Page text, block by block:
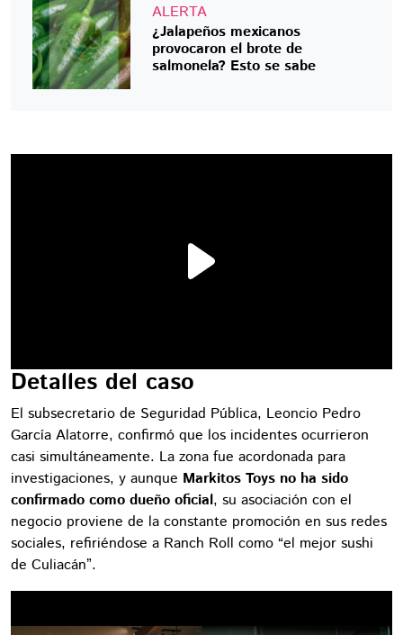
ALERTA
¿Jalapeños mexicanos
provocaron el brote de
salmonela? Esto se sabe
Detalles del caso
El subsecretario de Seguridad Pública, Leoncio Pedro
García Alatorre, confirmó que los incidentes ocurrieron
casi simultáneamente. La zona fue acordonada para
investigaciones, y aunque Markitos Toys no ha sido
confirmado como dueño oficial, su asociación con el
negocio proviene de la constante promoción en sus redes
sociales, refiriéndose a Ranch Roll como “el mejor sushi
de Culiacán”.